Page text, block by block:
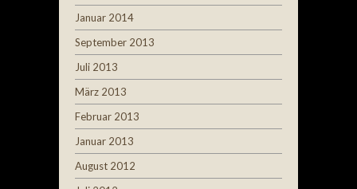
Januar 2014
September 2013
Juli 2013
März 2013
Februar 2013
Januar 2013
August 2012